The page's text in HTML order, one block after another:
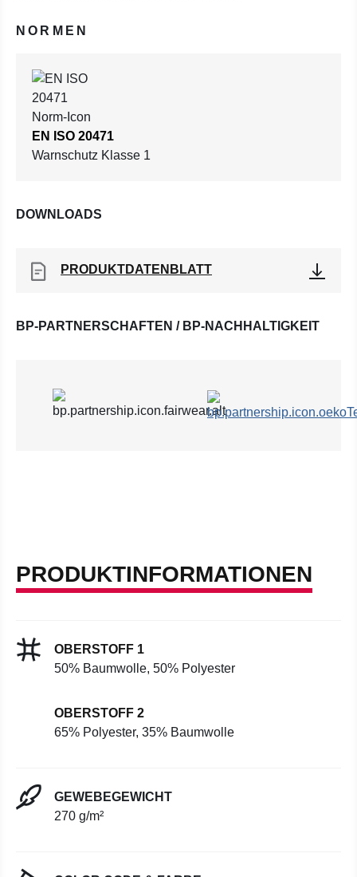
NORMEN
EN ISO 20471
Warnschutz Klasse 1
DOWNLOADS
PRODUKTDATENBLATT
BP-PARTNERSCHAFTEN / BP-NACHHALTIGKEIT
PRODUKTINFORMATIONEN
OBERSTOFF 1
50% Baumwolle, 50% Polyester
OBERSTOFF 2
65% Polyester, 35% Baumwolle
GEWEBEGEWICHT
270 g/m²